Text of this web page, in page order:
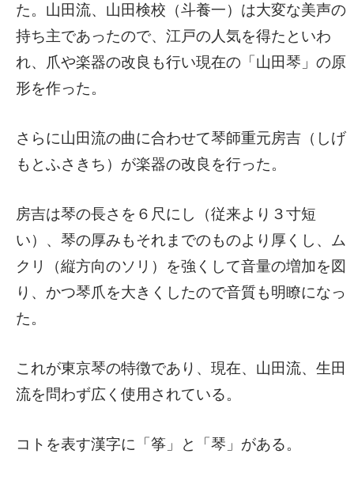
た。山田流、山田検校（斗養一）は大変な美声の
持ち主であったので、江戸の人気を得たといわ
れ、爪や楽器の改良も行い現在の「山田琴」の原
形を作った。
さらに山田流の曲に合わせて琴師重元房吉（しげ
もとふさきち）が楽器の改良を行った。
房吉は琴の長さを６尺にし（従来より３寸短
い）、琴の厚みもそれまでのものより厚くし、ム
クリ（縦方向のソリ）を強くして音量の増加を図
り、かつ琴爪を大きくしたので音質も明瞭になっ
た。
これが東京琴の特徴であり、現在、山田流、生田
流を問わず広く使用されている。
コトを表す漢字に「筝」と「琴」がある。